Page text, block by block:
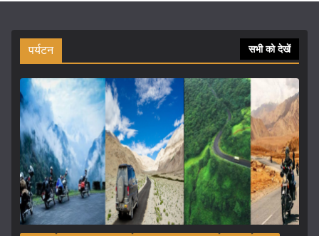
पर्यटन सभी को देखें